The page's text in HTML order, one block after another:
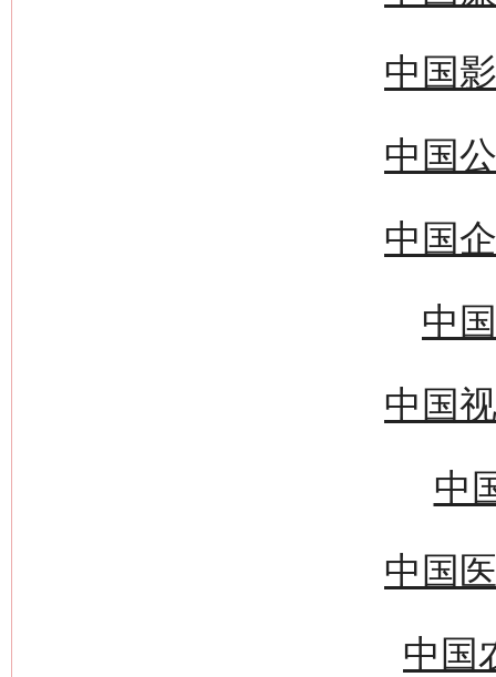
中国
中国
中国
中
中国
中
中国
中国